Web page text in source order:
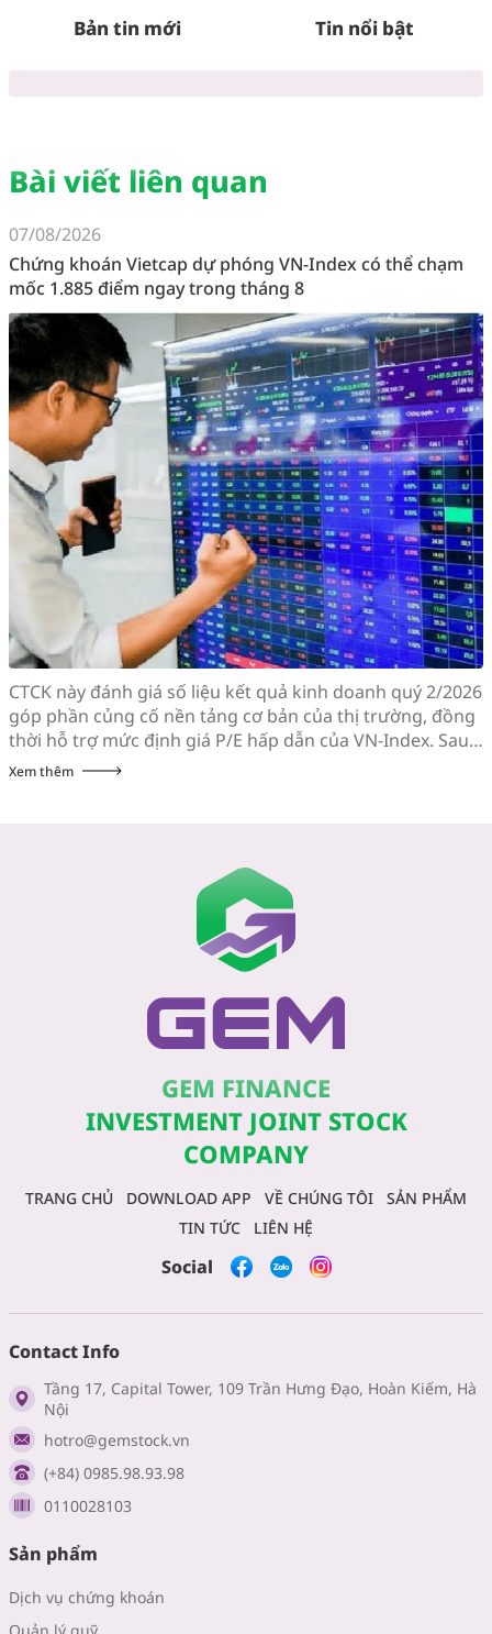
Bản tin mới Tin nổi bật
Bài viết liên quan
07/08/2026
Chứng khoán Vietcap dự phóng VN-Index có thể chạm
mốc 1.885 điểm ngay trong tháng 8
CTCK này đánh giá số liệu kết quả kinh doanh quý 2/2026
góp phần củng cố nền tảng cơ bản của thị trường, đồng
thời hỗ trợ mức định giá P/E hấp dẫn của VN-Index. Sau
khi giảm hơn 10% trong vòng 3 tuần đầu tiên của tháng
Xem thêm
GEM FINANCE
INVESTMENT JOINT STOCK
COMPANY
TRANG CHỦ DOWNLOAD APP VỀ CHÚNG TÔI
SẢN PHẨM
TIN TỨC
LIÊN HỆ
Social
Contact Info
Tầng 17, Capital Tower, 109 Trần Hưng Đạo, Hoàn Kiếm, Hà
Nội
hotro@gemstock.vn
(+84) 0985.98.93.98
0110028103
Sản phẩm
Dịch vụ chứng khoán